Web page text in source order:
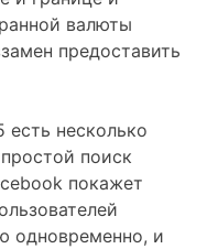
валюты
предоставить
несколько
поиск
покажет
одновременно, и